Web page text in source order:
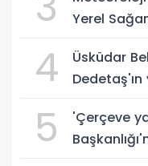
Yerel
4
Üsküdar
5
'Çerçeve